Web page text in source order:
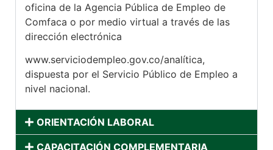
oficina de la Agencia Pública de Empleo de
Comfaca o por medio virtual a través de las
dirección electrónica
www.serviciodempleo.gov.co/analítica,
dispuesta por el Servicio Público de Empleo a
nivel nacional.
ORIENTACIÓN LABORAL
CAPACITACIÓN COMPLEMENTARIA